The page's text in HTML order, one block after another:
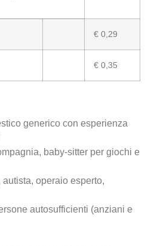
€ 0,29
€ 0,35
generico con esperienza
baby-sitter per giochi e
operaio esperto,
autosufficienti (anziani e